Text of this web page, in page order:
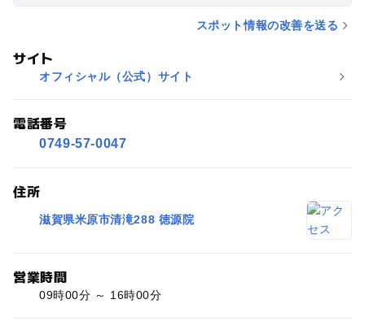
スポット情報の改善を送る
サイト
オフィシャル（公式）サイト
電話番号
0749-57-0047
住所
滋賀県米原市清滝288 徳源院
営業時間
09時00分 ～ 16時00分